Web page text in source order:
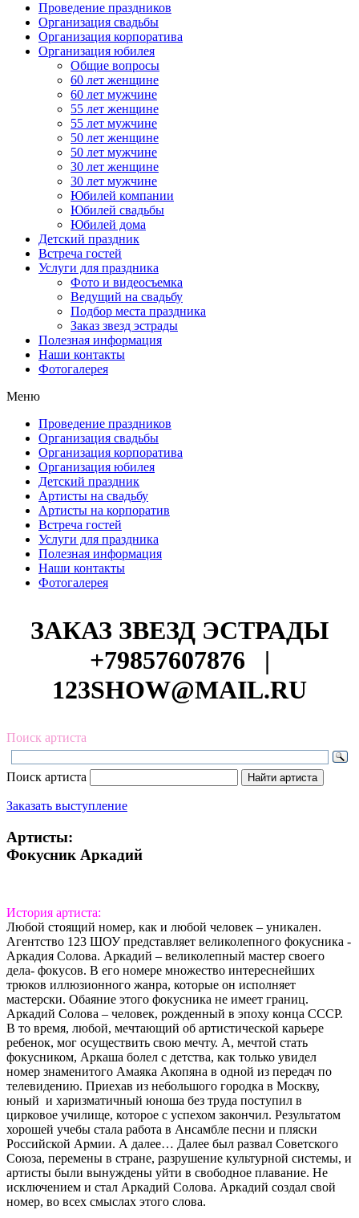
Проведение праздников
Организация свадьбы
Организация корпоратива
Организация юбилея
Общие вопросы
60 лет женщине
60 лет мужчине
55 лет женщине
55 лет мужчине
50 лет женщине
50 лет мужчине
30 лет женщине
30 лет мужчине
Юбилей компании
Юбилей свадьбы
Юбилей дома
Детский праздник
Встреча гостей
Услуги для праздника
Фото и видеосъемка
Ведущий на свадьбу
Подбор места праздника
Заказ звезд эстрады
Полезная информация
Наши контакты
Фотогалерея
Меню
Проведение праздников
Организация свадьбы
Организация корпоратива
Организация юбилея
Детский праздник
Артисты на свадьбу
Артисты на корпоратив
Встреча гостей
Услуги для праздника
Полезная информация
Наши контакты
Фотогалерея
ЗАКАЗ ЗВЕЗД ЭСТРАДЫ
+79857607876
|
123SHOW@MAIL.RU
Поиск артиста
Поиск артиста
Заказать выступление
Артисты:
Фокусник Аркадий
История артиста:
Любой стоящий номер, как и любой человек – уникален.
Агентство 123 ШОУ представляет великолепного фокусника -
Аркадия Солова. Аркадий – великолепный мастер своего
дела- фокусов. В его номере множество интереснейших
трюков иллюзионного жанра, которые он исполняет
мастерски. Обаяние этого фокусника не имеет границ.
Аркадий Солова – человек, рожденный в эпоху конца СССР.
В то время, любой, мечтающий об артистической карьере
ребенок, мог осуществить свою мечту. А, мечтой стать
фокусником, Аркаша болел с детства, как только увидел
номер знаменитого Амаяка Акопяна в одной из передач по
телевидению. Приехав из небольшого городка в Москву,
юный и харизматичный юноша без труда поступил в
цирковое училище, которое с успехом закончил. Результатом
хорошей учебы стала работа в Ансамбле песни и пляски
Российской Армии. А далее… Далее был развал Советского
Союза, перемены в стране, разрушение культурной системы, и
артисты были вынуждены уйти в свободное плавание. Не
исключением и стал Аркадий Солова. Аркадий создал свой
номер, во всех смыслах этого слова.